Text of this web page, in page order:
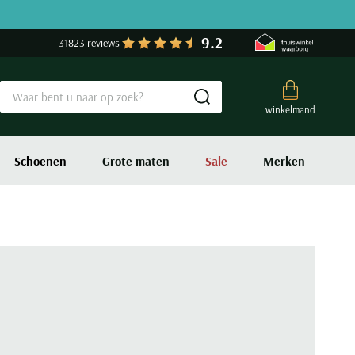
31823 reviews 9.2
winkelmand
Submit search
Schoenen Grote maten Sale Merken